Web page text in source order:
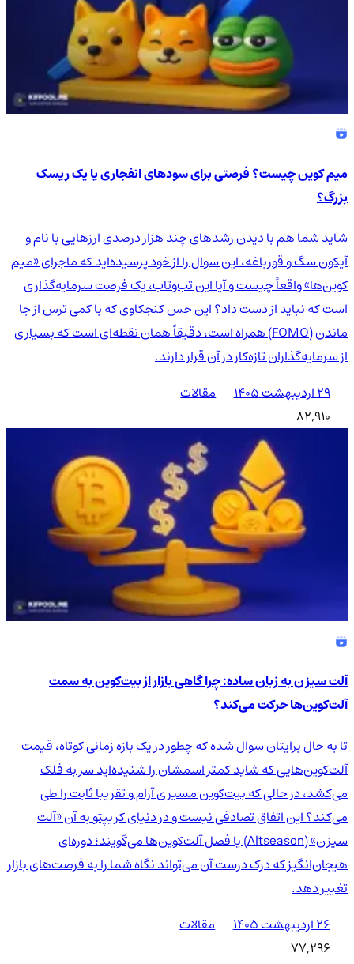
میم کوین چیست؟ فرصتی برای سودهای انفجاری یا یک ریسک
بزرگ؟
شاید شما هم با دیدن رشدهای چند هزار درصدی ارزهایی با نام و
آیکون سگ و قورباغه، این سوال را از خود پرسیده‌اید که ماجرای «میم
کوین‌ها» واقعاً چیست و آیا این تب‌وتاب، یک فرصت سرمایه‌گذاری
است که نباید از دست داد؟ این حس کنجکاوی که با کمی ترس از جا
ماندن (FOMO) همراه است، دقیقاً همان نقطه‌ای است که بسیاری
از سرمایه‌گذاران تازه‌کار در آن قرار دارند.
۲۹ اردیبهشت ۱۴۰۵
مقالات
82,910
آلت سیزن به زبان ساده: چرا گاهی بازار از بیت‌کوین به سمت
آلت‌کوین‌ها حرکت می‌کند؟
تا به حال برایتان سوال شده که چطور در یک بازه زمانی کوتاه، قیمت
آلت‌کوین‌هایی که شاید کمتر اسمشان را شنیده‌اید سر به فلک
می‌کشد، در حالی که بیت‌کوین مسیری آرام و تقریبا ثابت را طی
می‌کند؟ این اتفاق تصادفی نیست و در دنیای کریپتو به آن «آلت
سیزن» (Altseason) یا فصل آلت‌کوین‌ها می‌گویند؛ دوره‌ای
هیجان‌انگیز که درک درست آن می‌تواند نگاه شما را به فرصت‌های بازار
تغییر دهد.
۲۶ اردیبهشت ۱۴۰۵
مقالات
77,296